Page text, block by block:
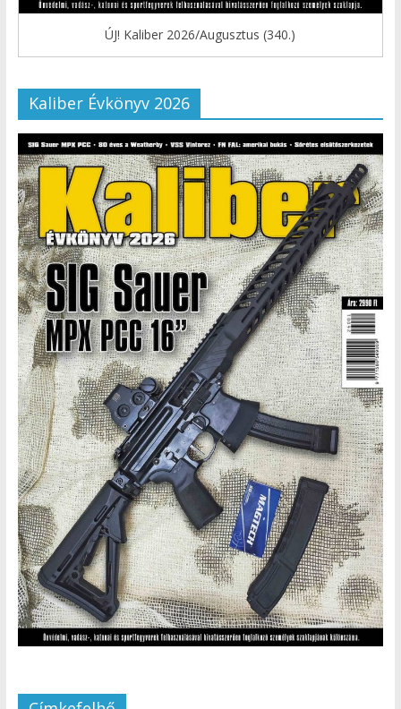
ÚJ! Kaliber 2026/Augusztus (340.)
Kaliber Évkönyv 2026